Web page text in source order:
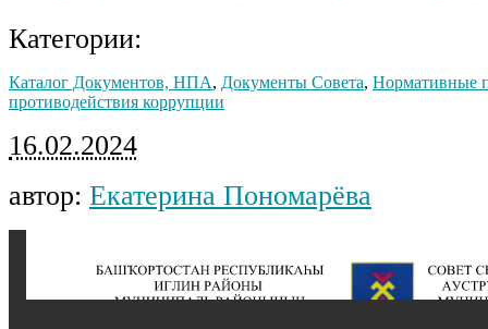
Категории:
Каталог Документов, НПА, Документы Совета, Нормативные
противодействия коррупции
16.02.2024
автор: Екатерина Пономарёва